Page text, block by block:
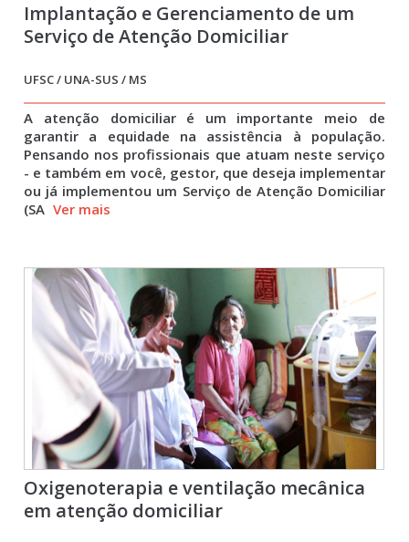
Implantação e Gerenciamento de um
Serviço de Atenção Domiciliar
UFSC / UNA-SUS / MS
A atenção domiciliar é um importante meio de
garantir a equidade na assistência à população.
Pensando nos profissionais que atuam neste serviço
- e também em você, gestor, que deseja implementar
ou já implementou um Serviço de Atenção Domiciliar
(SA Ver mais
Oxigenoterapia e ventilação mecânica
em atenção domiciliar